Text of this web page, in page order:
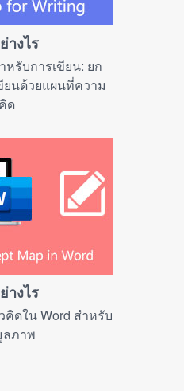
างไร
รับการเขียน: ยก
ยนด้วยแผนที่ความ
คิด
างไร
ดใน Word สำหรับ
ภาพ